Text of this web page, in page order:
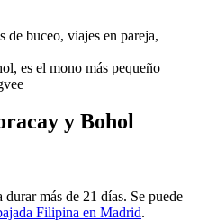
es el mono más pequeño
y Bohol
más de 21 días. Se puede
Filipina en Madrid.